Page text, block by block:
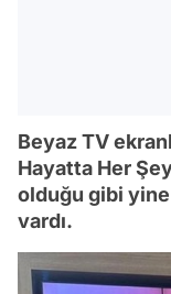
Beyaz TV
Hayatta Her
olduğu gibi
vardı.